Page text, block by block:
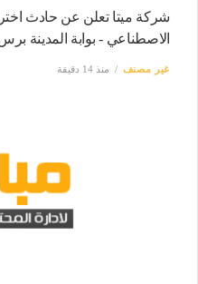
شركة ميتا تعلن عن حادث
الاصطناعي - بوابة المدينة
غير مصنف منذ 14 دقيقة